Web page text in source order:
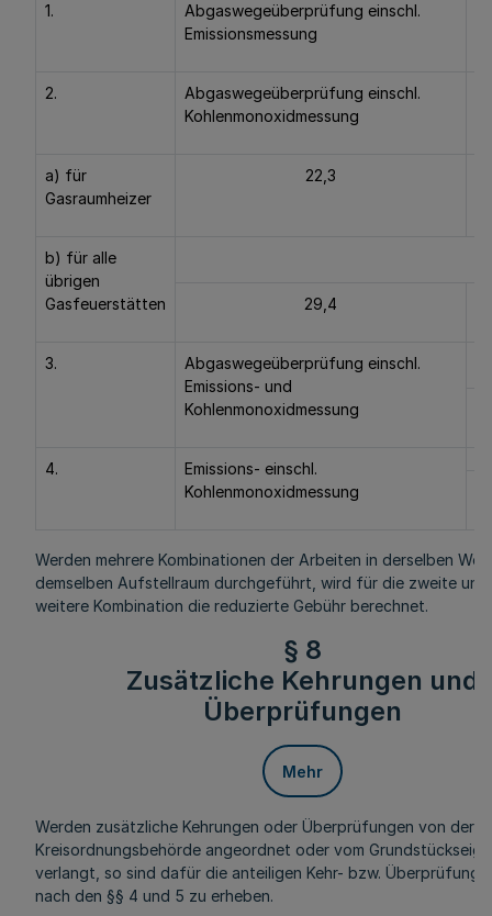
1.
Abgaswegeüberprüfung einschl.
Emissionsmessung
2.
Abgaswegeüberprüfung einschl.
Kohlenmonoxidmessung
a) für
Gasraumheizer
22,3
b) für alle
übrigen
Gasfeuerstätten
29,4
3.
Abgaswegeüberprüfung einschl.
Emissions- und
Kohlenmonoxidmessung
4.
Emissions- einschl.
Kohlenmonoxidmessung
Werden mehrere Kombinationen der Arbeiten in derselben
demselben Aufstellraum durchgeführt, wird für die zweite und
weitere Kombination die reduzierte Gebühr berechnet.
§ 8
Zusätzliche Kehrungen und
Überprüfungen
Mehr
Werden zusätzliche Kehrungen oder Überprüfungen von der
Kreisordnungsbehörde angeordnet oder vom
verlangt, so sind dafür die anteiligen Kehr- bzw.
nach den §§ 4 und 5 zu erheben.